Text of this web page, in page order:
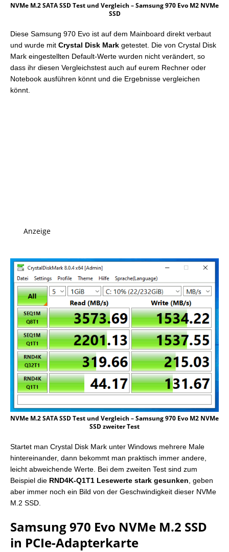
NVMe M.2 SATA SSD Test und Vergleich – Samsung 970 Evo M2 NVMe
SSD
Diese Samsung 970 Evo ist auf dem Mainboard direkt verbaut
und wurde mit Crystal Disk Mark getestet. Die von Crystal Disk
Mark eingestellten Default-Werte wurden nicht verändert, so
dass ihr diesen Vergleichstest auch auf eurem Rechner oder
Notebook ausführen könnt und die Ergebnisse vergleichen
könnt.
Anzeige
NVMe M.2 SATA SSD Test und Vergleich – Samsung 970 Evo M2 NVMe
SSD zweiter Test
Startet man Crystal Disk Mark unter Windows mehrere Male
hintereinander, dann bekommt man praktisch immer andere,
leicht abweichende Werte. Bei dem zweiten Test sind zum
Beispiel die RND4K-Q1T1 Lesewerte stark gesunken, geben
aber immer noch ein Bild von der Geschwindigkeit dieser NVMe
M.2 SSD.
Samsung 970 Evo NVMe M.2 SSD
in PCIe-Adapterkarte